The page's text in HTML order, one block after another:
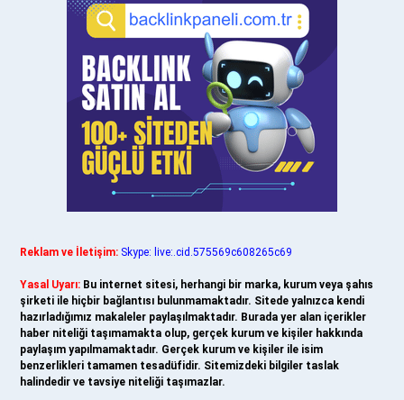
Reklam ve İletişim: Skype: live:.cid.575569c608265c69
Yasal Uyarı: Bu internet sitesi, herhangi bir marka, kurum veya şahıs
şirketi ile hiçbir bağlantısı bulunmamaktadır. Sitede yalnızca kendi
hazırladığımız makaleler paylaşılmaktadır. Burada yer alan içerikler
haber niteliği taşımamakta olup, gerçek kurum ve kişiler hakkında
paylaşım yapılmamaktadır. Gerçek kurum ve kişiler ile isim
benzerlikleri tamamen tesadüfidir. Sitemizdeki bilgiler taslak
halindedir ve tavsiye niteliği taşımazlar.